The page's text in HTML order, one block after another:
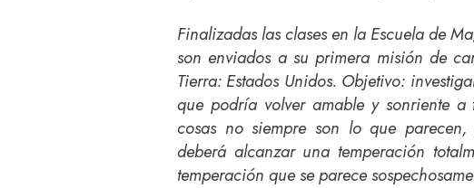
Finalizadas las clases en la Escuela de
son enviados a su primera misión de
Tierra: Estados Unidos. Objetivo:
que podría volver amable y sonriente
cosas no siempre son lo que
deberá alcanzar una temperación
temperación que se parece